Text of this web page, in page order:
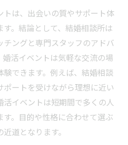
は、出会いの質やサポート体
。結論として、結婚相談所は
ングと専門スタッフのアドバ
活イベントは気軽な交流の場
験できます。例えば、結婚相談
ートを受けながら理想に近い
イベントは短期間で多くの人
す。目的や性格に合わせて選ぶ
道となります。